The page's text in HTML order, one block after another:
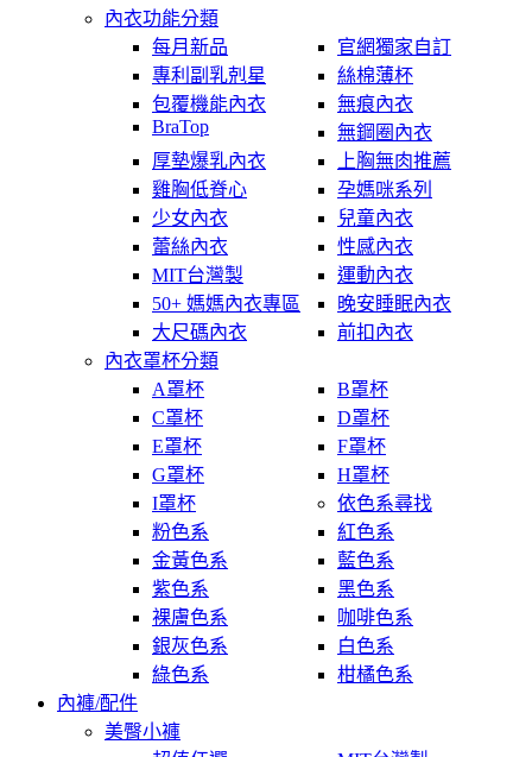
內衣功能分類
每月新品
官網獨家自訂
專利副乳剋星
絲棉薄杯
包覆機能內衣
無痕內衣
BraTop
無鋼圈內衣
厚墊爆乳內衣
上胸無肉推薦
雞胸低脊心
孕媽咪系列
少女內衣
兒童內衣
蕾絲內衣
性感內衣
MIT台灣製
運動內衣
50+ 媽媽內衣專區
晚安睡眠內衣
大尺碼內衣
前扣內衣
內衣罩杯分類
A罩杯
B罩杯
C罩杯
D罩杯
E罩杯
F罩杯
G罩杯
H罩杯
I罩杯
依色系尋找
粉色系
紅色系
金黃色系
藍色系
紫色系
黑色系
裸膚色系
咖啡色系
銀灰色系
白色系
綠色系
柑橘色系
內褲/配件
美臀小褲